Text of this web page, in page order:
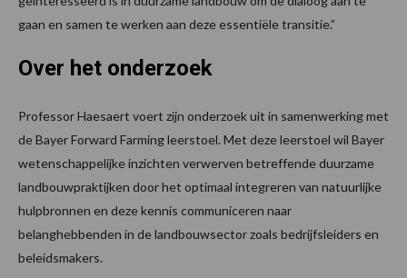
gaan en samen te werken aan deze essentiële transitie.”
Over het onderzoek
Professor Haesaert voert zijn onderzoek uit in samenwerking met
de Bayer Forward Farming leerstoel. Met deze leerstoel wil Bayer
wetenschappelijke inzichten verwerven betreffende duurzame
landbouwpraktijken door het optimaal integreren van natuurlijke
hulpbronnen en deze kennis communiceren naar
belanghebbenden in de landbouwsector zoals bedrijfsleiders en
beleidsmakers.